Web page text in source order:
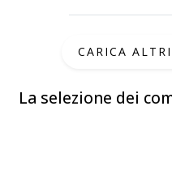
La selezione dei
CARICA